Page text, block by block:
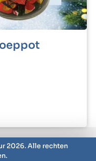
2026. Alle rechten